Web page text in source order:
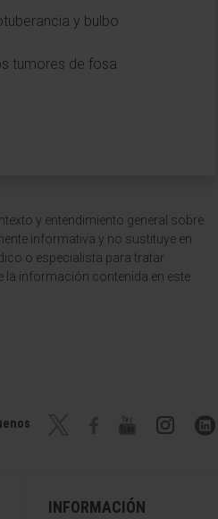
y bulbo
tumores de fosa
y entendimiento general sobre
informativa y no sustituye en
o especialista para tratar
la información contenida en este
INFORMACIÓN